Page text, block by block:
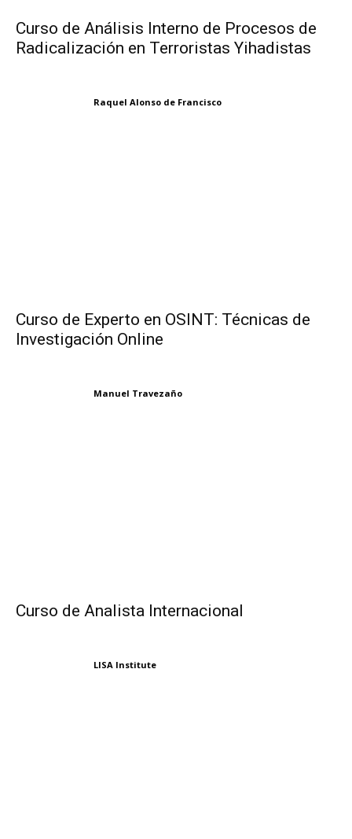
Curso de Análisis Interno de Procesos de
Radicalización en Terroristas Yihadistas
Raquel Alonso de Francisco
Curso de Experto en OSINT: Técnicas de
Investigación Online
Manuel Travezaño
Curso de Analista Internacional
LISA Institute